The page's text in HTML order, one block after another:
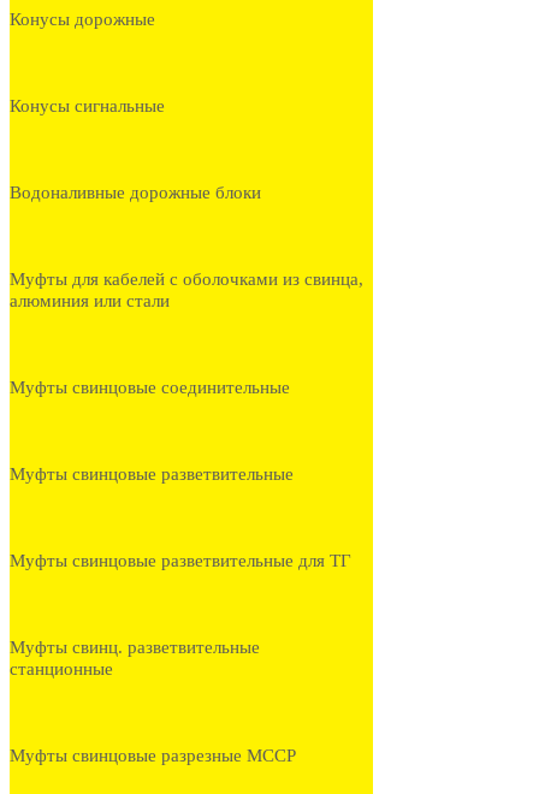
Конусы дорожные
Конусы сигнальные
Водоналивные дорожные блоки
Муфты для кабелей с оболочками из свинца,
алюминия или стали
Муфты свинцовые соединительные
Муфты свинцовые разветвительные
Муфты свинцовые разветвительные для ТГ
Муфты свинц. разветвительные
станционные
Муфты свинцовые разрезные МССР